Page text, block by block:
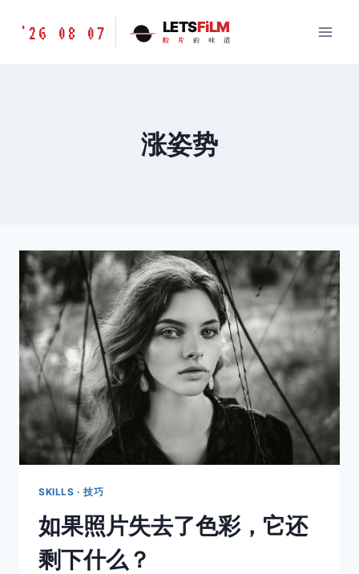
胶
'26 08 07 LETSFiLM
胶 片 的 味 道
涨姿势
SKILLS · 技巧
如果照片失去了色彩，它还
剩下什么？